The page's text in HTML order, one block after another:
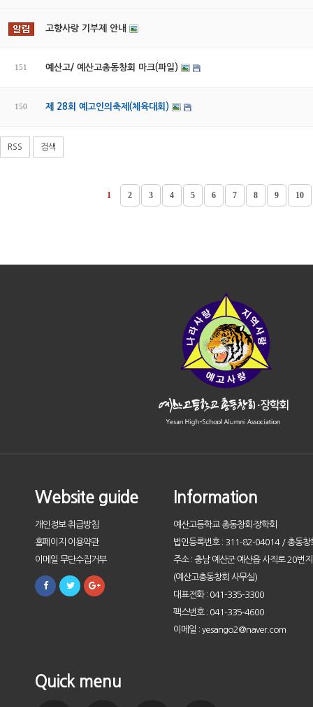
고향사랑 기부제 안내
151 예산고/ 예산고총동창회 마크(파일)
150 제 28회 예고인의축제(체육대회)
RSS 검색
1 2 3 4 5 6 7 8 9 10
Website guide
개인정보 취급방침
홈페이지 이용약관
이메일 무단수집거부
Information
예산고등학교 총동창회·장학회
법인등록번호 : 311-82-04014 / 총동창
주소 : 충남 예산군 예산읍 사직로 20번
(예산고총동창회 사무실)
대표전화 : 041-335-3300
팩스번호 : 041-335-4600
이메일 : yesango2@naver.com
Quick menu